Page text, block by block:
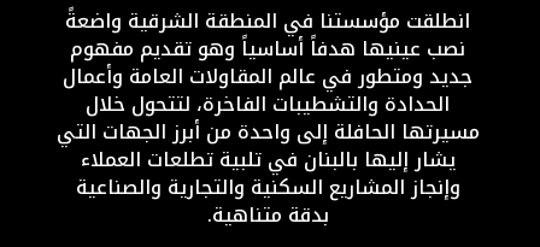
انطلقت مؤسستنا في المنطقة الشرقية واضعةً
نصب عينيها هدفاً أساسياً وهو تقديم مفهوم
جديد ومتطور في عالم المقاولات العامة وأعمال
الحدادة والتشطيبات الفاخرة، لتتحول خلال
مسيرتها الحافلة إلى واحدة من أبرز الجهات التي
يشار إليها بالبنان في تلبية تطلعات العملاء
وإنجاز المشاريع السكنية والتجارية والصناعية
بدقة متناهية.